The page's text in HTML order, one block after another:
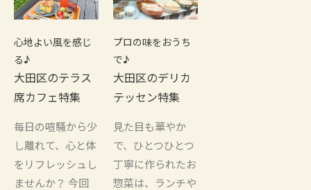
心地よい風を感じ
る♪
大田区のテラス
席カフェ特集
毎日の喧騒から少
し離れて、心と体
をリフレッシュし
ませんか？ 今回
プロの味をおうち
で♪
大田区のデリカ
テッセン特集
見た目も華やか
で、ひとつひとつ
丁寧に作られたお
惣菜は、ランチや